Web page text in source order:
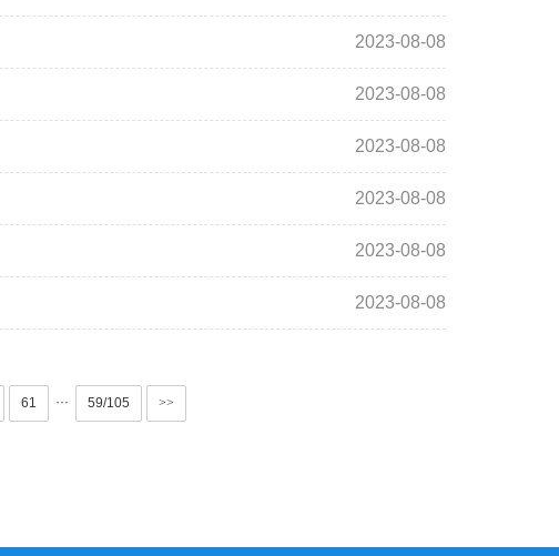
2023-08-08
2023-08-08
2023-08-08
2023-08-08
2023-08-08
2023-08-08
61 ··· 59/105 >>